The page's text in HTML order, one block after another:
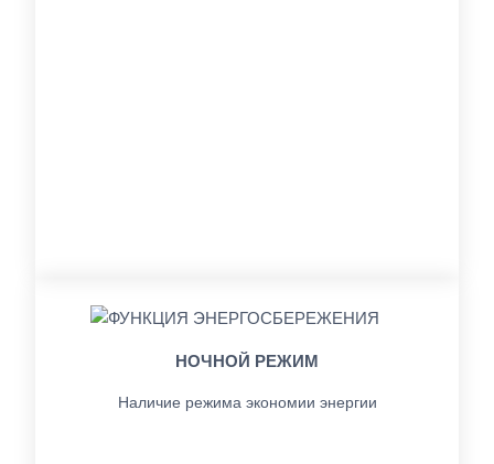
НОЧНОЙ РЕЖИМ
Наличие режима экономии энергии